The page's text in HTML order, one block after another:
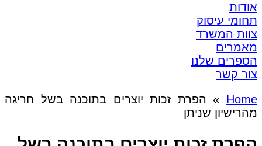
אודות
תחומי עיסוק
צוות המשרד
מאמרים
הספרים שלנו
צור קשר
Home
» הפרת זכות יוצרים בתוכנה בשל חריגה
מהרישיון שניתן